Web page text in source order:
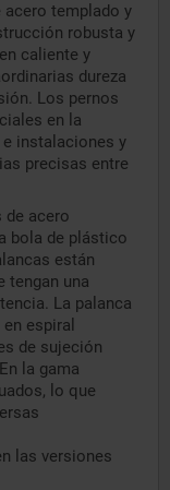
acero templado y
robusta y
caliente y
dureza
Los pernos
en la
instalaciones y
precisas entre
de acero
bola de plástico
están
tengan una
La palanca
espiral
de sujeción
la gama
lo que
las versiones